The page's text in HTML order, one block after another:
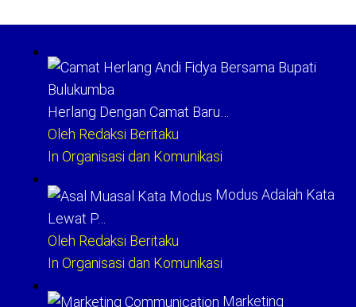
Herlang Dengan Camat Baru…
Oleh Redaksi Beritaku
In Organisasi dan Komunikasi
Modus Adalah Kata
Lewat P…
Oleh Redaksi Beritaku
In Organisasi dan Komunikasi
Marketing